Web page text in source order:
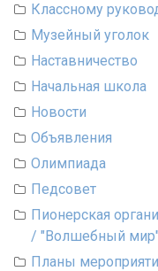
Классному
Музейный уголок
Наставничество
Начальная школа
Новости
Объявления
Олимпиада
Педсовет
Пионерская
/ "Волшебный мир"
Планы